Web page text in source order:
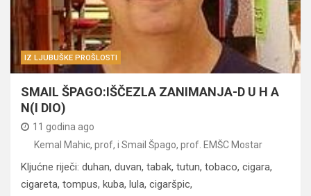
IZ LJUBUŠKE PROŠLOSTI
SMAIL ŠPAGO:IŠČEZLA ZANIMANJA-D U H A
N(I DIO)
11 godina ago
Kemal Mahic, prof, i Smail Špago, prof. EMŠC Mostar
Kljućne riječi: duhan, duvan, tabak, tutun, tobaco, cigara,
cigareta, tompus, kuba, lula, cigaršpic,